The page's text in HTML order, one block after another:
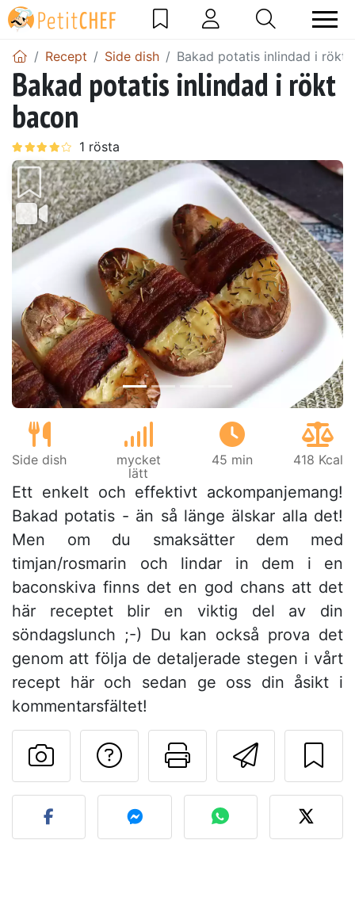
Recept Side dish Bakad potatis inlindad i rökt
Bakad potatis inlindad i rökt
bacon
Föregående
Side dish
mycket
lätt
45 min 418 Kcal
Ett enkelt och effektivt ackompanjemang!
Bakad potatis - än så länge älskar alla det!
Men om du smaksätter dem med
timjan/rosmarin och lindar in dem i en
baconskiva finns det en god chans att det
här receptet blir en viktig del av din
söndagslunch ;-) Du kan också prova det
genom att följa de detaljerade stegen i vårt
recept här och sedan ge oss din åsikt i
kommentarsfältet!
Skriv ut
Ställa en fråga till
Lägg upp ditt foto av